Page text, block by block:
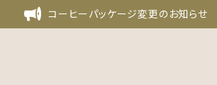
コーヒーパッケージ変更のお知らせ